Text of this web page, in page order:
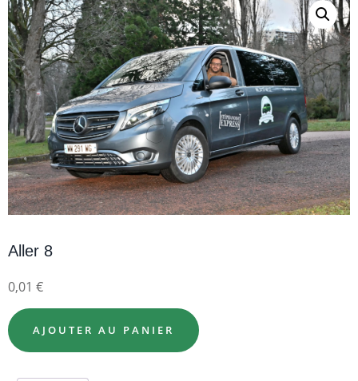
Aller 8
0,01 €
AJOUTER AU PANIER